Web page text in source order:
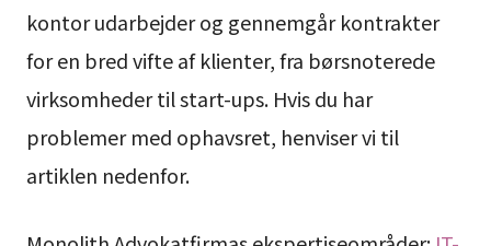
kontor udarbejder og gennemgår kontrakter
for en bred vifte af klienter, fra børsnoterede
virksomheder til start-ups. Hvis du har
problemer med ophavsret, henviser vi til
artiklen nedenfor.